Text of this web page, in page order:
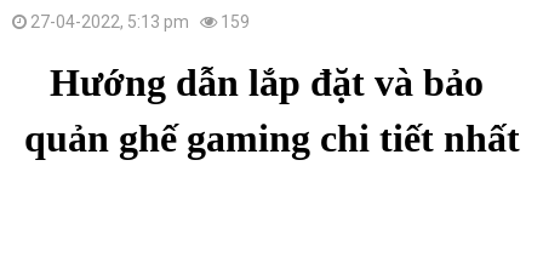
27-04-2022, 5:13 pm 159
Hướng dẫn lắp đặt và bảo
quản ghế gaming chi tiết nhất